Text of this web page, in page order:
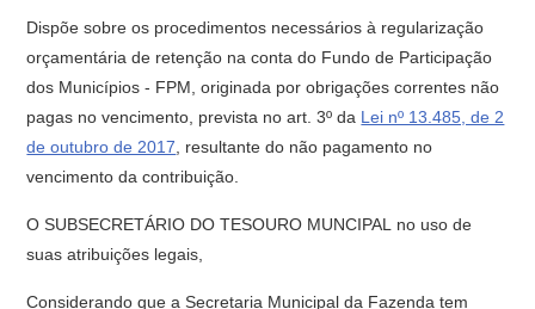
Dispõe sobre os procedimentos necessários à regularização
orçamentária de retenção na conta do Fundo de Participação
dos Municípios - FPM, originada por obrigações correntes não
pagas no vencimento, prevista no art. 3º da Lei nº 13.485, de 2
de outubro de 2017 , resultante do não pagamento no
vencimento da contribuição.
O SUBSECRETÁRIO DO TESOURO MUNCIPAL no uso de
suas atribuições legais,
Considerando que a Secretaria Municipal da Fazenda tem